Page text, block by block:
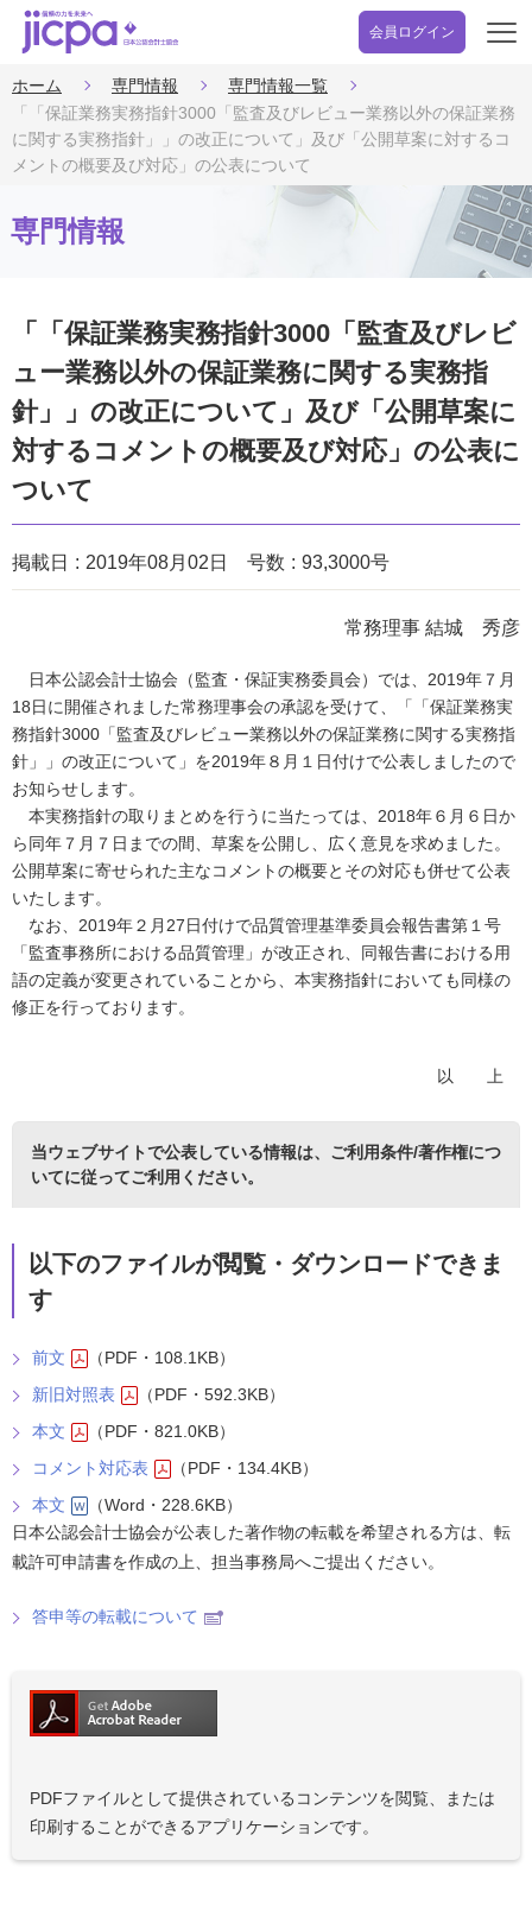
会員ログイン
開
ホーム 専門情報
専門情報一覧
「「保証業務実務指針3000「監査及びレビュー業務以外の保証業務
に関する実務指針」」の改正について」及び「公開草案に対するコ
メントの概要及び対応」の公表について
専門情報
「「保証業務実務指針3000「監査及びレビ
ュー業務以外の保証業務に関する実務指
針」」の改正について」及び「公開草案に
対するコメントの概要及び対応」の公表に
ついて
掲載日 2019年08月02日 号数 93,3000号
常務理事 結城 秀彦
日本公認会計士協会（監査・保証実務委員会）では、2019年７月
18日に開催されました常務理事会の承認を受けて、「「保証業務実
務指針3000「監査及びレビュー業務以外の保証業務に関する実務指
針」」の改正について」を2019年８月１日付けで公表しましたので
お知らせします。
本実務指針の取りまとめを行うに当たっては、2018年６月６日か
ら同年７月７日までの間、草案を公開し、広く意見を求めました。
公開草案に寄せられた主なコメントの概要とその対応も併せて公表
いたします。
なお、2019年２月27日付けで品質管理基準委員会報告書第１号
「監査事務所における品質管理」が改正され、同報告書における用
語の定義が変更されていることから、本実務指針においても同様の
修正を行っております。
以 上
当ウェブサイトで公表している情報は、 ご利用条件/著作権につ
いてに従ってご利用ください。
以下のファイルが閲覧・ダウンロードできま
す
前文
（PDF・108.1KB）
新旧対照表
（PDF・592.3KB）
本文
（PDF・821.0KB）
コメント対応表
（PDF・134.4KB）
本文
（Word・228.6KB）
日本公認会計士協会が公表した著作物の転載を希望される方は、転
載許可申請書を作成の上、担当事務局へご提出ください。
答申等の転載について
PDFファイルとして提供されているコンテンツを閲覧、または
印刷することができるアプリケーションです。